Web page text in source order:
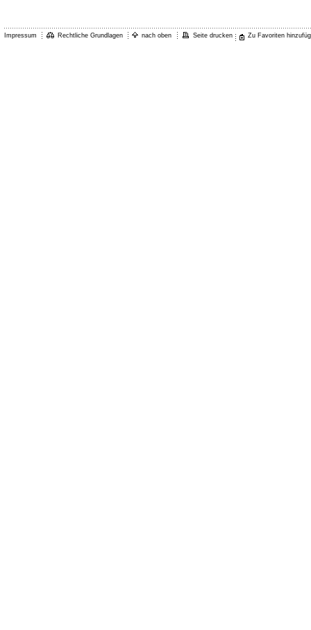
Impressum Rechtliche Grundlagen nach oben Seite drucken Zu Favoriten